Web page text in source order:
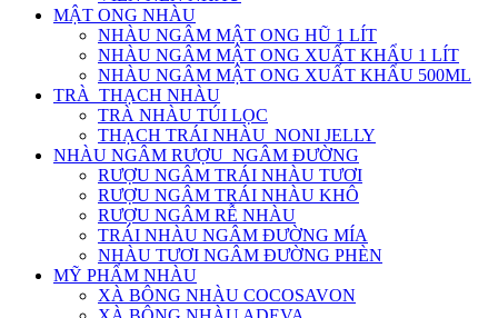
MẬT ONG NHÀU
NHÀU NGÂM MẬT ONG HŨ 1 LÍT
NHÀU NGÂM MẬT ONG XUẤT KHẨU 1 LÍT
NHÀU NGÂM MẬT ONG XUẤT KHẨU 500ML
TRÀ_THẠCH NHÀU
TRÀ NHÀU TÚI LỌC
THẠCH TRÁI NHÀU_NONI JELLY
NHÀU NGÂM RƯỢU_NGÂM ĐƯỜNG
RƯỢU NGÂM TRÁI NHÀU TƯƠI
RƯỢU NGÂM TRÁI NHÀU KHÔ
RƯỢU NGÂM RỄ NHÀU
TRÁI NHÀU NGÂM ĐƯỜNG MÍA
NHÀU TƯƠI NGÂM ĐƯỜNG PHÈN
MỸ PHẨM NHÀU
XÀ BÔNG NHÀU COCOSAVON